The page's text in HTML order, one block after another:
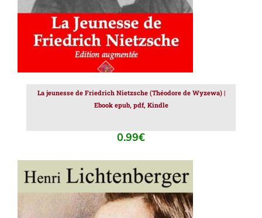
La jeunesse de Friedrich Nietzsche (Théodore de Wyzewa) |
Ebook epub, pdf, Kindle
0.99€